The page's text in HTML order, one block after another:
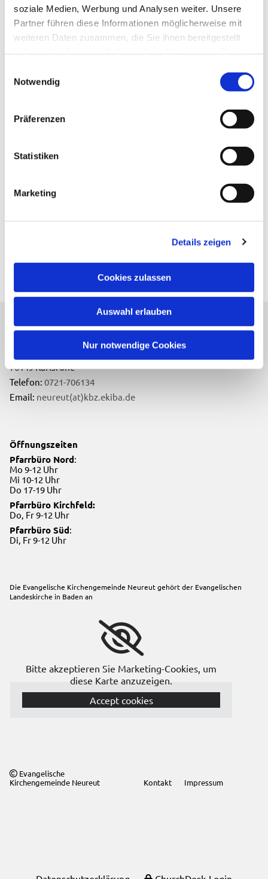
soziale Medien, Werbung und Analysen weiter. Unsere
Partner führen diese Informationen möglicherweise mit
weiteren Daten zusammen, die Sie ihnen bereitgestellt
Notwendig
Präferenzen
Statistiken
Marketing
Details zeigen
Cookies zulassen
Auswahl erlauben
Nur notwendige Cookies
Neureuter Hauptstraße 260
76149 Karlsruhe
Telefon: 0721-706134
Email: neureut(at)kbz.ekiba.de
Öffnungszeiten
Pfarrbüro Nord:
Mo 9-12 Uhr
Mi 10-12 Uhr
Do 17-19 Uhr
Pfarrbüro Kirchfeld:
Do, Fr 9-12 Uhr
Pfarrbüro Süd:
Di, Fr 9-12 Uhr
Die Evangelische Kirchengemeinde Neureut gehört der Evangelischen
Landeskirche in Baden an
Bitte akzeptieren Sie Marketing-Cookies, um
diese Karte anzuzeigen.
Accept cookies
 Evangelische
Kirchengemeinde Neureut
Kontakt Impressum